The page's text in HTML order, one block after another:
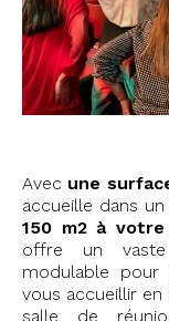
Avec une
accueille dans
150 m2 à
offre un vaste
modulable
vous accueillir
salle de